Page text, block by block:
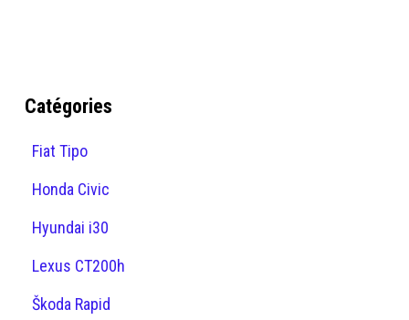
Catégories
Fiat Tipo
Honda Civic
Hyundai i30
Lexus CT200h
Škoda Rapid